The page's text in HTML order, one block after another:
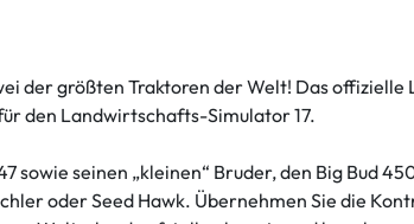
der größten Traktoren der Welt! Das
den Landwirtschafts-Simulator 17.
seinen „kleinen“ Bruder, den Big Bud
oder Seed Hawk. Übernehmen Sie die